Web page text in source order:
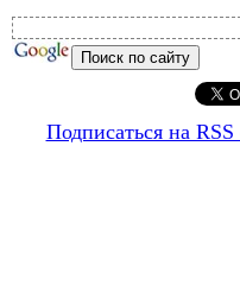
Подписаться на